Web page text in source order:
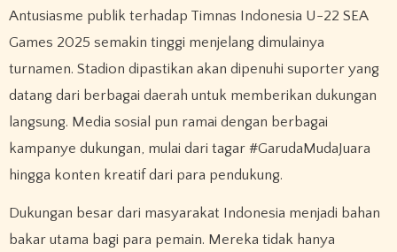
Antusiasme publik terhadap Timnas Indonesia U-22 SEA
Games 2025 semakin tinggi menjelang dimulainya
turnamen. Stadion dipastikan akan dipenuhi suporter yang
datang dari berbagai daerah untuk memberikan dukungan
langsung. Media sosial pun ramai dengan berbagai
kampanye dukungan, mulai dari tagar #GarudaMudaJuara
hingga konten kreatif dari para pendukung.
Dukungan besar dari masyarakat Indonesia menjadi bahan
bakar utama bagi para pemain. Mereka tidak hanya